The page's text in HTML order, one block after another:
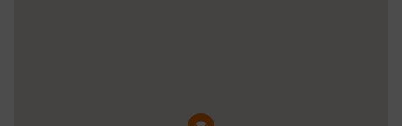
Pin de la carte